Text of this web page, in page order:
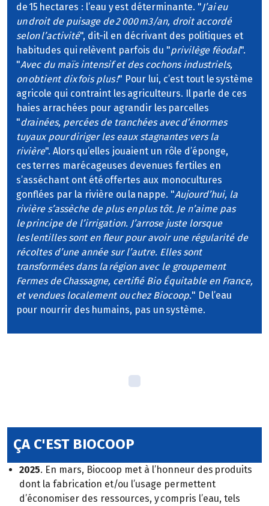
de 15 hectares : l’eau y est déterminante. "J’ai eu
un droit de puisage de 2 000 m3/an, droit accordé
selon l’activité", dit-il en décrivant des politiques et
habitudes qui relèvent parfois du "privilège féodal".
"Avec du maïs intensif et des cochons industriels,
on obtient dix fois plus !" Pour lui, c’est tout le système
agricole qui contraint les agriculteurs. Il parle de ces
haies arrachées pour agrandir les parcelles
"drainées, percées de tranchées avec d’énormes
tuyaux pour diriger les eaux stagnantes vers la
rivière". Alors qu’elles jouaient un rôle d’éponge,
ces terres marécageuses devenues fertiles en
s’asséchant ont été offertes aux monocultures
gonflées par la rivière ou la nappe. "Aujourd’hui, la
rivière s’assèche de plus en plus tôt. Je n’aime pas
le principe de l’irrigation. J’arrose juste lorsque
les lentilles sont en fleur pour avoir une régularité de
récoltes d’une année sur l’autre. Elles sont
transformées dans la région avec le groupement
Fermes de Chassagne, certifié Bio Équitable en France,
et vendues localement ou chez Biocoop." De l’eau
pour nourrir des humains, pas un système.
ÇA C'EST BIOCOOP
2025. En mars, Biocoop met à l’honneur des produits
dont la fabrication et/ou l’usage permettent
d’économiser des ressources, y compris l’eau, tels